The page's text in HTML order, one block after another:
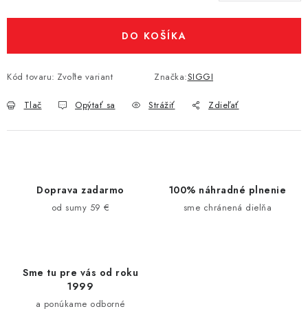
DO KOŠÍKA
Kód tovaru: Zvoľte variant Značka:SIGGI
Tlač Opýtať sa Strážiť Zdieľať
Doprava zadarmo
od sumy 59 €
100% náhradné plnenie
sme chránená dielňa
Sme tu pre vás od roku
1999
a ponúkame odborné